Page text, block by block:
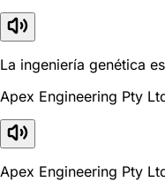
La ingeniería genética
Apex Engineering Pty
Apex Engineering Pty